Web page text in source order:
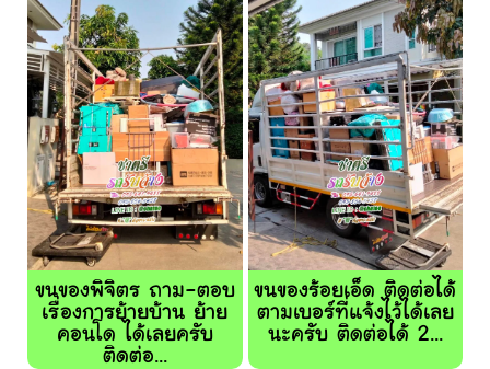
ขนของพิจิตร ถาม-ตอบ
เรื่องการย้ายบ้าน ย้าย
คอนโด ได้เลยครับ
ติดต่อ...
ขนของร้อยเอ็ด ติดต่อได้
ตามเบอร์ที่แจ้งไว้ได้เลย
นะครับ ติดต่อได้ 2...